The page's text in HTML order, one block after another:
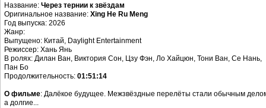
Название: Через тернии к звёздам
Оригинальное название: Xing He Ru Meng
Год выпуска: 2026
Жанр:
Выпущено: Китай, Daylight Entertainment
Режиссер: Хань Янь
В ролях: Дилан Ван, Виктория Сон, Цзу Фэн, Ло Хайцюн, Тони Ван, Се Нань,
Пан Бо
Продолжительность: 01:51:14
О фильме: Далёкое будущее. Межзвёздные перелёты стали обычным
а долгие...